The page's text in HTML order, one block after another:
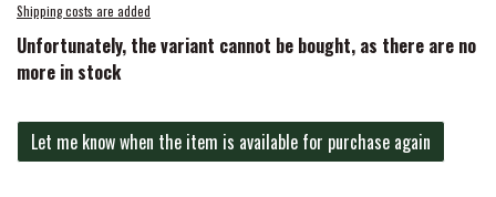
PREMIER EQUINE SADELUNDERLAG
PREMIER EQUINE BENBESKYTTELSE
JACKS
Shipping costs are added
Unfortunately, the variant cannot be bought, as there are no
more in stock
Let me know when the item is available for purchase again